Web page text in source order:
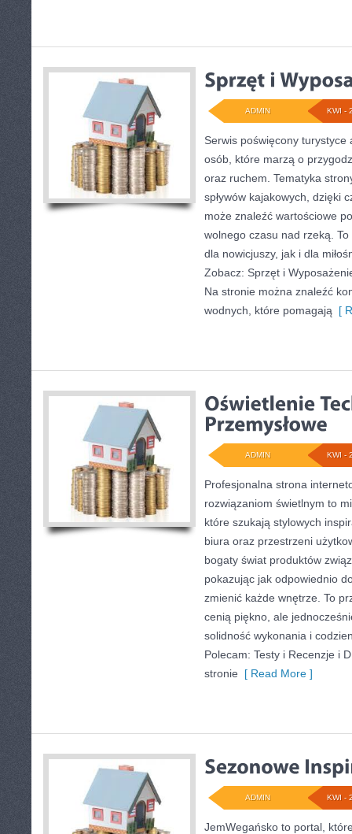
KWI -
ADMIN
Serwis poświęcony
osób, które marzą o
oraz ruchem. Tematyka
spływów kajakowych, dzięki
może znaleźć wartościowe
wolnego czasu nad rzeką.
dla nowicjuszy, jak i dla
Zobacz: Sprzęt i
Na stronie można znaleźć
wodnych, które pomagają [
KWI -
ADMIN
Profesjonalna strona
rozwiązaniom świetlnym to
które szukają stylowych
biura oraz przestrzeni
bogaty świat produktów
pokazując jak odpowiednio
zmienić każde wnętrze. To
cenią piękno, ale
solidność wykonania i
Polecam: Testy i Recenzje i
stronie [ Read More ]
KWI -
ADMIN
JemWegańsko to portal,